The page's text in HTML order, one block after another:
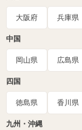
大阪府 兵庫県
中国
岡山県 広島県
四国
徳島県 香川県
九州・沖縄